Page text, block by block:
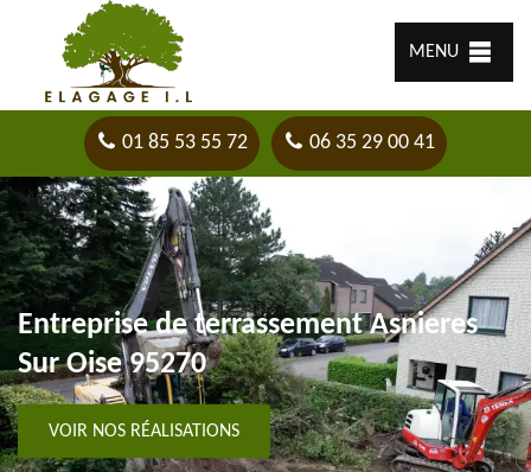
MENU
01 85 53 55 72 06 35 29 00 41
Entreprise de terrassement Asnieres
Sur Oise 95270
VOIR NOS RÉALISATIONS